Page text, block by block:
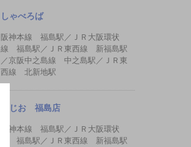
しゃべろば
阪神本線 福島駅／ＪＲ大阪環状
線 福島駅／ＪＲ東西線 新福島駅
／京阪中之島線 中之島駅／ＪＲ東
西線 北新地駅
もじお 福島店
阪神本線 福島駅／ＪＲ大阪環状
線 福島駅／ＪＲ東西線 新福島駅